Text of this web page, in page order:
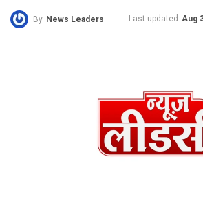
By News Leaders Last updated Aug